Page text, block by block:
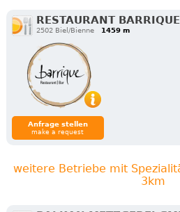
RESTAURANT BARRIQUE
2502 Biel/Bienne 1459 m
Anfrage stellen
make a request
weitere Betriebe mit
3km